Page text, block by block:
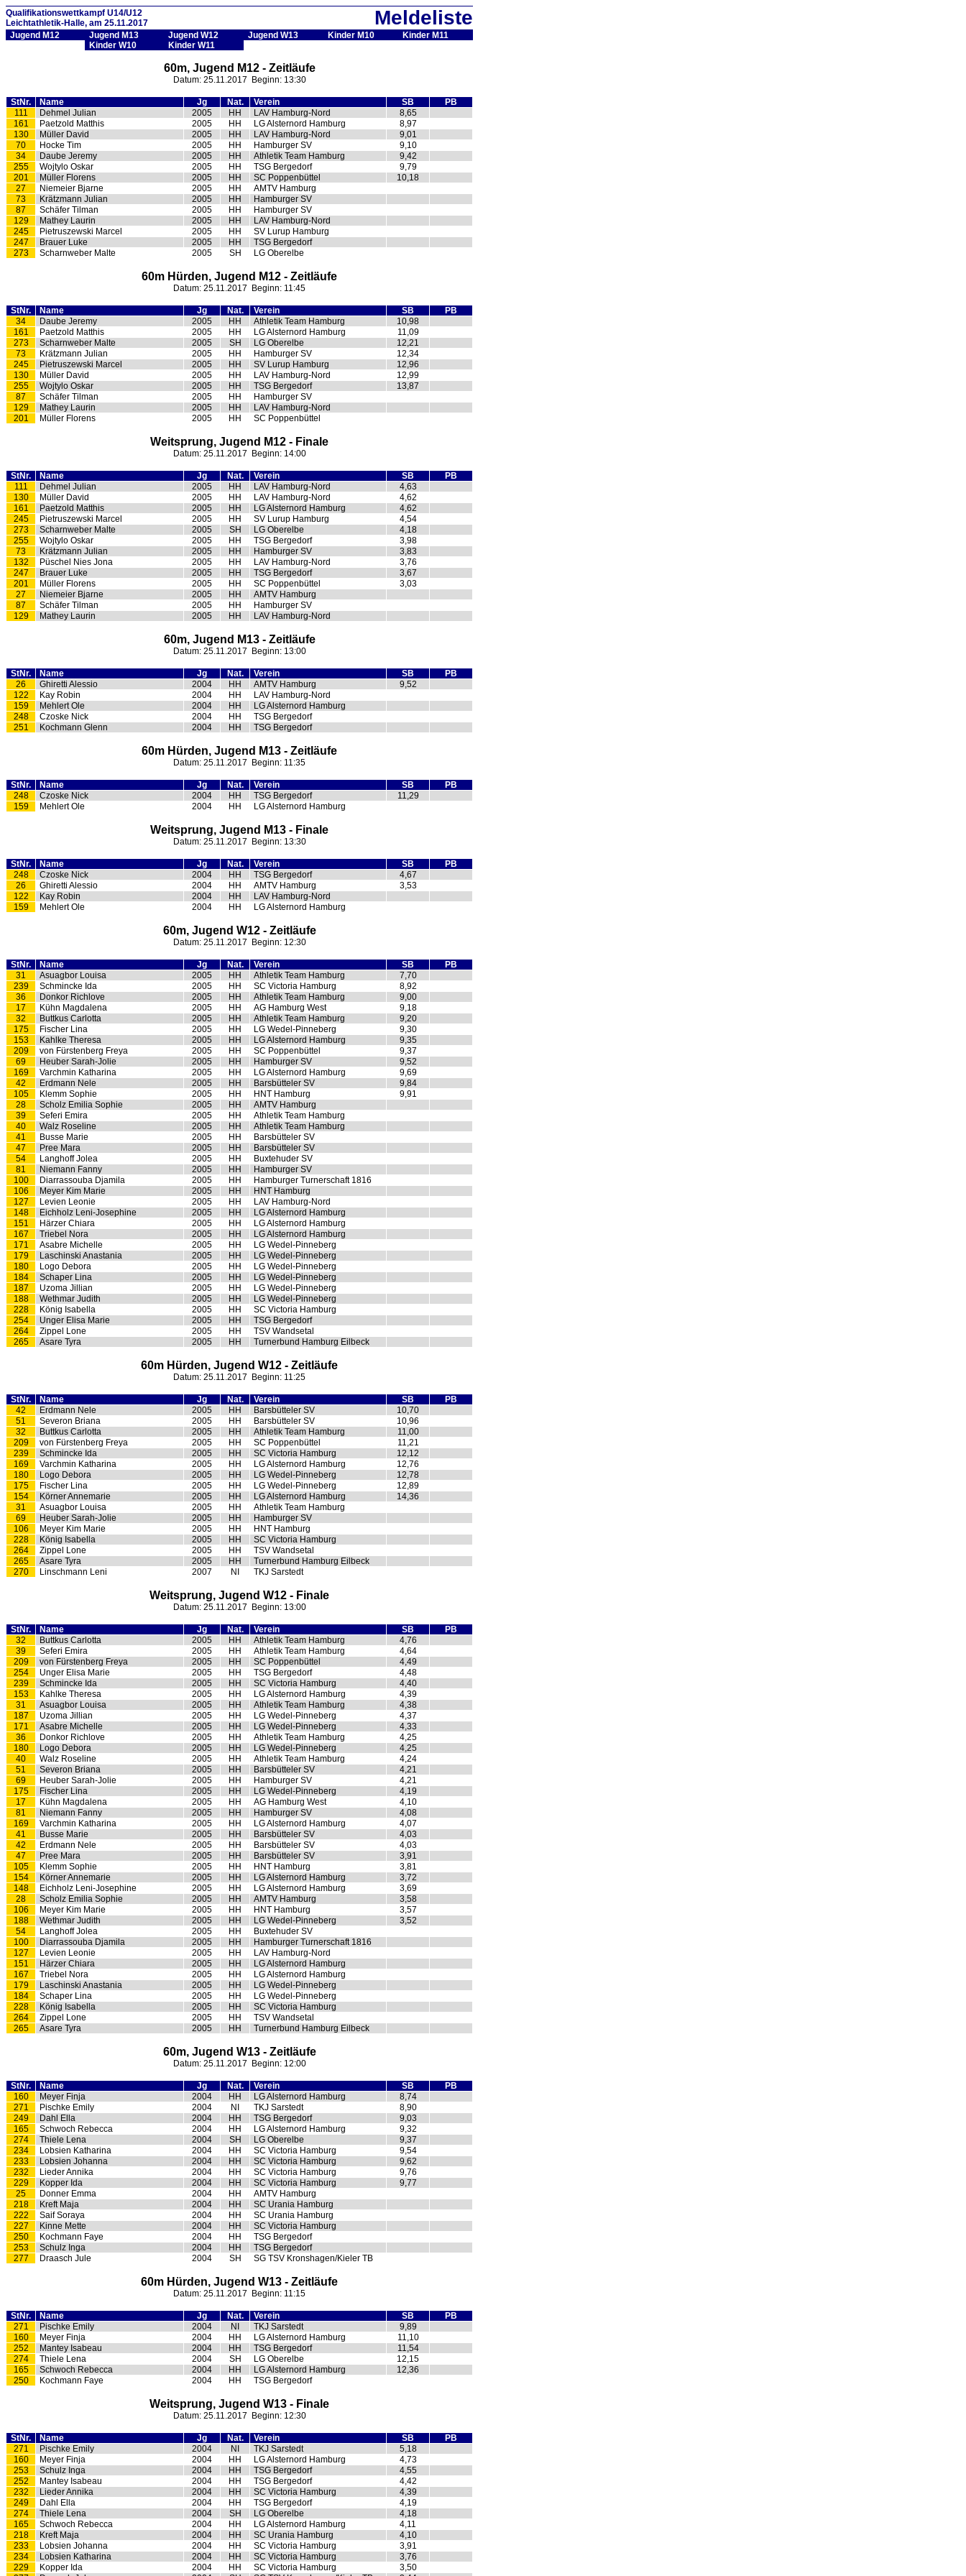
Qualifikationswettkampf U14/U12
Leichtathletik-Halle, am 25.11.2017
Meldeliste
Jugend M12 Jugend M13 Jugend W12 Jugend W13 Kinder M10
Kinder M11
Kinder W10
Kinder W11
60m, Jugend M12 - Zeitläufe
Datum: 25.11.2017 Beginn: 13:30
StNr. Name Jg Nat. Verein SB
PB
111
Dehmel Julian 2005 HH LAV Hamburg-Nord
8,65
161
Paetzold Matthis 2005 HH LG Alsternord Hamburg
8,97
130
Müller David 2005 HH LAV Hamburg-Nord
9,01
70
Hocke Tim 2005 HH Hamburger SV
9,10
34
Daube Jeremy 2005 HH Athletik Team Hamburg
9,42
255
Wojtylo Oskar 2005 HH TSG Bergedorf
9,79
201
Müller Florens 2005 HH SC Poppenbüttel
10,18
27
Niemeier Bjarne 2005 HH
AMTV Hamburg
73
Krätzmann Julian 2005 HH
Hamburger SV
87
Schäfer Tilman 2005 HH
Hamburger SV
129
Mathey Laurin 2005 HH
LAV Hamburg-Nord
245
Pietruszewski Marcel 2005 HH
SV Lurup Hamburg
247
Brauer Luke 2005 HH
TSG Bergedorf
273
Scharnweber Malte 2005 SH LG Oberelbe
60m Hürden, Jugend M12 - Zeitläufe
Datum: 25.11.2017 Beginn: 11:45
StNr. Name Jg Nat. Verein SB
PB
34
Daube Jeremy 2005 HH Athletik Team Hamburg
10,98
161
Paetzold Matthis 2005 HH LG Alsternord Hamburg
11,09
273
Scharnweber Malte 2005 SH LG Oberelbe
12,21
73
Krätzmann Julian 2005 HH Hamburger SV
12,34
245
Pietruszewski Marcel 2005 HH SV Lurup Hamburg
12,96
130
Müller David 2005 HH LAV Hamburg-Nord
12,99
255
Wojtylo Oskar 2005 HH TSG Bergedorf
13,87
87
Schäfer Tilman 2005 HH
Hamburger SV
129
Mathey Laurin 2005 HH
LAV Hamburg-Nord
201
Müller Florens 2005 HH SC Poppenbüttel
Weitsprung, Jugend M12 - Finale
Datum: 25.11.2017 Beginn: 14:00
StNr. Name Jg Nat. Verein SB
PB
111
Dehmel Julian 2005 HH LAV Hamburg-Nord
4,63
130
Müller David 2005 HH LAV Hamburg-Nord
4,62
161
Paetzold Matthis 2005 HH LG Alsternord Hamburg
4,62
245
Pietruszewski Marcel 2005 HH SV Lurup Hamburg
4,54
273
Scharnweber Malte 2005 SH LG Oberelbe
4,18
255
Wojtylo Oskar 2005 HH TSG Bergedorf
3,98
73
Krätzmann Julian 2005 HH Hamburger SV
3,83
132
Püschel Nies Jona 2005 HH LAV Hamburg-Nord
3,76
247
Brauer Luke 2005 HH TSG Bergedorf
3,67
201
Müller Florens 2005 HH SC Poppenbüttel
3,03
27
Niemeier Bjarne 2005 HH
AMTV Hamburg
87
Schäfer Tilman 2005 HH
Hamburger SV
129
Mathey Laurin 2005 HH LAV Hamburg-Nord
60m, Jugend M13 - Zeitläufe
Datum: 25.11.2017 Beginn: 13:00
StNr. Name Jg Nat. Verein SB
PB
26
Ghiretti Alessio 2004 HH AMTV Hamburg
9,52
122
Kay Robin 2004 HH
LAV Hamburg-Nord
159
Mehlert Ole 2004 HH
LG Alsternord Hamburg
248
Czoske Nick 2004 HH
TSG Bergedorf
251
Kochmann Glenn 2004 HH TSG Bergedorf
60m Hürden, Jugend M13 - Zeitläufe
Datum: 25.11.2017 Beginn: 11:35
StNr. Name Jg Nat. Verein SB
PB
248
Czoske Nick 2004 HH TSG Bergedorf
11,29
159
Mehlert Ole 2004 HH LG Alsternord Hamburg
Weitsprung, Jugend M13 - Finale
Datum: 25.11.2017 Beginn: 13:30
StNr. Name Jg Nat. Verein SB
PB
248
Czoske Nick 2004 HH TSG Bergedorf
4,67
26
Ghiretti Alessio 2004 HH AMTV Hamburg
3,53
122
Kay Robin 2004 HH
LAV Hamburg-Nord
159
Mehlert Ole 2004 HH LG Alsternord Hamburg
60m, Jugend W12 - Zeitläufe
Datum: 25.11.2017 Beginn: 12:30
StNr. Name Jg Nat. Verein SB
PB
31
Asuagbor Louisa 2005 HH Athletik Team Hamburg
7,70
239
Schmincke Ida 2005 HH SC Victoria Hamburg
8,92
36
Donkor Richlove 2005 HH Athletik Team Hamburg
9,00
17
Kühn Magdalena 2005 HH AG Hamburg West
9,18
32
Buttkus Carlotta 2005 HH Athletik Team Hamburg
9,20
175
Fischer Lina 2005 HH LG Wedel-Pinneberg
9,30
153
Kahlke Theresa 2005 HH LG Alsternord Hamburg
9,35
209
von Fürstenberg Freya 2005 HH SC Poppenbüttel
9,37
69
Heuber Sarah-Jolie 2005 HH Hamburger SV
9,52
169
Varchmin Katharina 2005 HH LG Alsternord Hamburg
9,69
42
Erdmann Nele 2005 HH Barsbütteler SV
9,84
105
Klemm Sophie 2005 HH HNT Hamburg
9,91
28
Scholz Emilia Sophie 2005 HH
AMTV Hamburg
39
Seferi Emira 2005 HH
Athletik Team Hamburg
40
Walz Roseline 2005 HH
Athletik Team Hamburg
41
Busse Marie 2005 HH
Barsbütteler SV
47
Pree Mara 2005 HH
Barsbütteler SV
54
Langhoff Jolea 2005 HH
Buxtehuder SV
81
Niemann Fanny 2005 HH
Hamburger SV
100
Diarrassouba Djamila 2005 HH
Hamburger Turnerschaft 1816
106
Meyer Kim Marie 2005 HH
HNT Hamburg
127
Levien Leonie 2005 HH
LAV Hamburg-Nord
148
Eichholz Leni-Josephine 2005 HH
LG Alsternord Hamburg
151
Härzer Chiara 2005 HH
LG Alsternord Hamburg
167
Triebel Nora 2005 HH
LG Alsternord Hamburg
171
Asabre Michelle 2005 HH
LG Wedel-Pinneberg
179
Laschinski Anastania 2005 HH
LG Wedel-Pinneberg
180
Logo Debora 2005 HH
LG Wedel-Pinneberg
184
Schaper Lina 2005 HH
LG Wedel-Pinneberg
187
Uzoma Jillian 2005 HH
LG Wedel-Pinneberg
188
Wethmar Judith 2005 HH
LG Wedel-Pinneberg
228
König Isabella 2005 HH
SC Victoria Hamburg
254
Unger Elisa Marie 2005 HH
TSG Bergedorf
264
Zippel Lone 2005 HH
TSV Wandsetal
265
Asare Tyra 2005 HH Turnerbund Hamburg Eilbeck
60m Hürden, Jugend W12 - Zeitläufe
Datum: 25.11.2017 Beginn: 11:25
StNr. Name Jg Nat. Verein SB
PB
42
Erdmann Nele 2005 HH Barsbütteler SV
10,70
51
Severon Briana 2005 HH Barsbütteler SV
10,96
32
Buttkus Carlotta 2005 HH Athletik Team Hamburg
11,00
209
von Fürstenberg Freya 2005 HH SC Poppenbüttel
11,21
239
Schmincke Ida 2005 HH SC Victoria Hamburg
12,12
169
Varchmin Katharina 2005 HH LG Alsternord Hamburg
12,76
180
Logo Debora 2005 HH LG Wedel-Pinneberg
12,78
175
Fischer Lina 2005 HH LG Wedel-Pinneberg
12,89
154
Körner Annemarie 2005 HH LG Alsternord Hamburg
14,36
31
Asuagbor Louisa 2005 HH
Athletik Team Hamburg
69
Heuber Sarah-Jolie 2005 HH
Hamburger SV
106
Meyer Kim Marie 2005 HH
HNT Hamburg
228
König Isabella 2005 HH
SC Victoria Hamburg
264
Zippel Lone 2005 HH
TSV Wandsetal
265
Asare Tyra 2005 HH
Turnerbund Hamburg Eilbeck
270
Linschmann Leni 2007 NI TKJ Sarstedt
Weitsprung, Jugend W12 - Finale
Datum: 25.11.2017 Beginn: 13:00
StNr. Name Jg Nat. Verein SB
PB
32
Buttkus Carlotta 2005 HH Athletik Team Hamburg
4,76
39
Seferi Emira 2005 HH Athletik Team Hamburg
4,64
209
von Fürstenberg Freya 2005 HH SC Poppenbüttel
4,49
254
Unger Elisa Marie 2005 HH TSG Bergedorf
4,48
239
Schmincke Ida 2005 HH SC Victoria Hamburg
4,40
153
Kahlke Theresa 2005 HH LG Alsternord Hamburg
4,39
31
Asuagbor Louisa 2005 HH Athletik Team Hamburg
4,38
187
Uzoma Jillian 2005 HH LG Wedel-Pinneberg
4,37
171
Asabre Michelle 2005 HH LG Wedel-Pinneberg
4,33
36
Donkor Richlove 2005 HH Athletik Team Hamburg
4,25
180
Logo Debora 2005 HH LG Wedel-Pinneberg
4,25
40
Walz Roseline 2005 HH Athletik Team Hamburg
4,24
51
Severon Briana 2005 HH Barsbütteler SV
4,21
69
Heuber Sarah-Jolie 2005 HH Hamburger SV
4,21
175
Fischer Lina 2005 HH LG Wedel-Pinneberg
4,19
17
Kühn Magdalena 2005 HH AG Hamburg West
4,10
81
Niemann Fanny 2005 HH Hamburger SV
4,08
169
Varchmin Katharina 2005 HH LG Alsternord Hamburg
4,07
41
Busse Marie 2005 HH Barsbütteler SV
4,03
42
Erdmann Nele 2005 HH Barsbütteler SV
4,03
47
Pree Mara 2005 HH Barsbütteler SV
3,91
105
Klemm Sophie 2005 HH HNT Hamburg
3,81
154
Körner Annemarie 2005 HH LG Alsternord Hamburg
3,72
148
Eichholz Leni-Josephine 2005 HH LG Alsternord Hamburg
3,69
28
Scholz Emilia Sophie 2005 HH AMTV Hamburg
3,58
106
Meyer Kim Marie 2005 HH HNT Hamburg
3,57
188
Wethmar Judith 2005 HH LG Wedel-Pinneberg
3,52
54
Langhoff Jolea 2005 HH
Buxtehuder SV
100
Diarrassouba Djamila 2005 HH
Hamburger Turnerschaft 1816
127
Levien Leonie 2005 HH
LAV Hamburg-Nord
151
Härzer Chiara 2005 HH
LG Alsternord Hamburg
167
Triebel Nora 2005 HH
LG Alsternord Hamburg
179
Laschinski Anastania 2005 HH
LG Wedel-Pinneberg
184
Schaper Lina 2005 HH
LG Wedel-Pinneberg
228
König Isabella 2005 HH
SC Victoria Hamburg
264
Zippel Lone 2005 HH
TSV Wandsetal
265
Asare Tyra 2005 HH Turnerbund Hamburg Eilbeck
60m, Jugend W13 - Zeitläufe
Datum: 25.11.2017 Beginn: 12:00
StNr. Name Jg Nat. Verein SB
PB
160
Meyer Finja 2004 HH LG Alsternord Hamburg
8,74
271
Pischke Emily 2004 NI TKJ Sarstedt
8,90
249
Dahl Ella 2004 HH TSG Bergedorf
9,03
165
Schwoch Rebecca 2004 HH LG Alsternord Hamburg
9,32
274
Thiele Lena 2004 SH LG Oberelbe
9,37
234
Lobsien Katharina 2004 HH SC Victoria Hamburg
9,54
233
Lobsien Johanna 2004 HH SC Victoria Hamburg
9,62
232
Lieder Annika 2004 HH SC Victoria Hamburg
9,76
229
Kopper Ida 2004 HH SC Victoria Hamburg
9,77
25
Donner Emma 2004 HH
AMTV Hamburg
218
Kreft Maja 2004 HH
SC Urania Hamburg
222
Saif Soraya 2004 HH
SC Urania Hamburg
227
Kinne Mette 2004 HH
SC Victoria Hamburg
250
Kochmann Faye 2004 HH
TSG Bergedorf
253
Schulz Inga 2004 HH
TSG Bergedorf
277
Draasch Jule 2004 SH SG TSV Kronshagen/Kieler TB
60m Hürden, Jugend W13 - Zeitläufe
Datum: 25.11.2017 Beginn: 11:15
StNr. Name Jg Nat. Verein SB
PB
271
Pischke Emily 2004 NI TKJ Sarstedt
9,89
160
Meyer Finja 2004 HH LG Alsternord Hamburg
11,10
252
Mantey Isabeau 2004 HH TSG Bergedorf
11,54
274
Thiele Lena 2004 SH LG Oberelbe
12,15
165
Schwoch Rebecca 2004 HH LG Alsternord Hamburg
12,36
250
Kochmann Faye 2004 HH TSG Bergedorf
Weitsprung, Jugend W13 - Finale
Datum: 25.11.2017 Beginn: 12:30
StNr. Name Jg Nat. Verein SB
PB
271
Pischke Emily 2004 NI TKJ Sarstedt
5,18
160
Meyer Finja 2004 HH LG Alsternord Hamburg
4,73
253
Schulz Inga 2004 HH TSG Bergedorf
4,55
252
Mantey Isabeau 2004 HH TSG Bergedorf
4,42
232
Lieder Annika 2004 HH SC Victoria Hamburg
4,39
249
Dahl Ella 2004 HH TSG Bergedorf
4,19
274
Thiele Lena 2004 SH LG Oberelbe
4,18
165
Schwoch Rebecca 2004 HH LG Alsternord Hamburg
4,11
218
Kreft Maja 2004 HH SC Urania Hamburg
4,10
233
Lobsien Johanna 2004 HH SC Victoria Hamburg
3,91
234
Lobsien Katharina 2004 HH SC Victoria Hamburg
3,76
229
Kopper Ida 2004 HH SC Victoria Hamburg
3,50